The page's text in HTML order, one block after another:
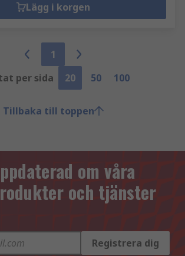
Lägg i korgen
1
per sida
20 50 100
Tillbaka till toppen
om våra
och tjänster
Registrera dig